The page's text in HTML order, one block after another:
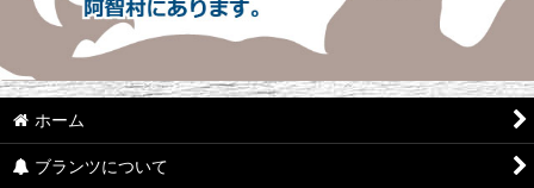
ホーム
ブランツについて